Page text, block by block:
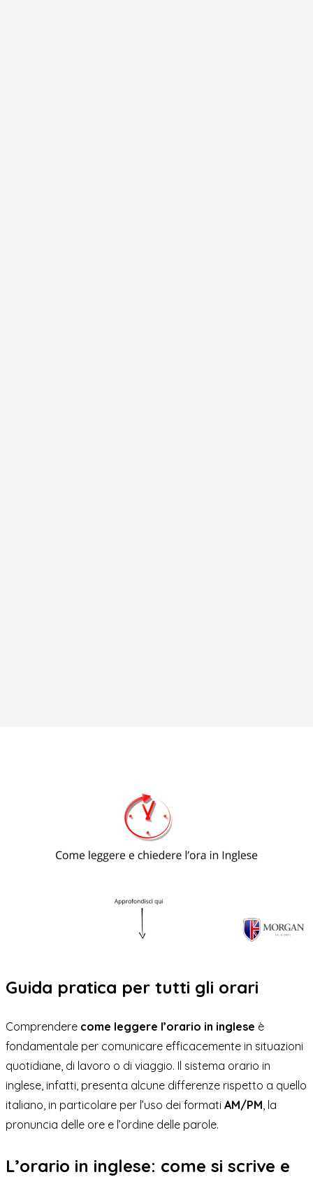
Guida pratica per tutti gli orari
Comprendere come leggere l’orario in inglese è
fondamentale per comunicare efficacemente in situazioni
quotidiane, di lavoro o di viaggio. Il sistema orario in
inglese, infatti, presenta alcune differenze rispetto a quello
italiano, in particolare per l’uso dei formati AM/PM , la
pronuncia delle ore e l’ordine delle parole.
L’orario in inglese: come si scrive e